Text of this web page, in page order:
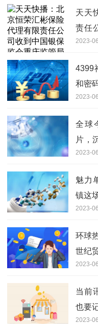
天天
责任
的行
2023-
4399
和密
2023-
全球
片，
撼首
2023-
魅力
镇这
2023-
环球
世纪
2023-
当前
也要
2023-